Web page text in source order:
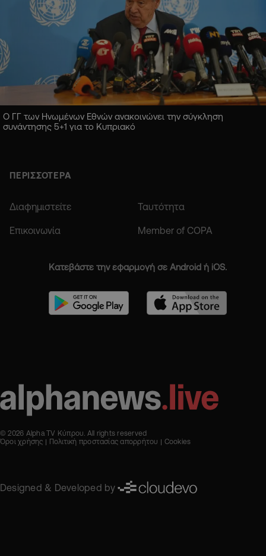
Ο ΓΓ των Ηνωμένων Εθνών ανακοινώνει την σύγκληση
συνάντησης 5+1 για το Κυπριακό
ΠΕΡΙΣΣΟΤΕΡΑ
Διαφημιστείτε Ταυτότητα
Επικοινωνία Member of COPA
Κατεβάστε την εφαρμογή σε Android ή iOS.
© 2026 Alpha TV Κύπρου. All rights reserved
Όροι χρήσης
Πολιτική προστασίας απορρήτου Cookies
Designed & Developed by